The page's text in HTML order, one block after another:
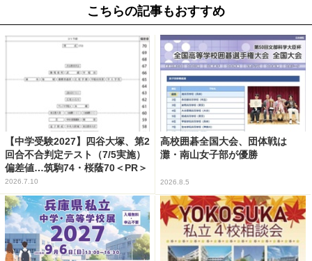
こちらの記事もおすすめ
【中学受験2027】四谷大塚、第2
回合不合判定テスト（7/5実施）
偏差値…筑駒74・桜蔭70＜PR＞
2026.7.10
高校囲碁全国大会、団体戦は
灘・南山女子部が優勝
2026.8.5